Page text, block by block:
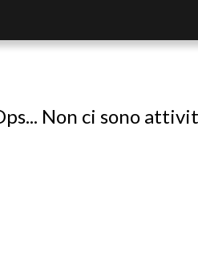
Non ci sono